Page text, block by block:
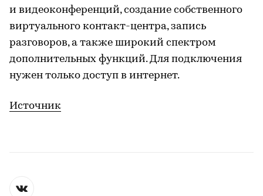
и видеоконференций, создание собственного
виртуального контакт-центра, запись
разговоров, а также широкий спектром
дополнительных функций. Для подключения
нужен только доступ в интернет.
Источник